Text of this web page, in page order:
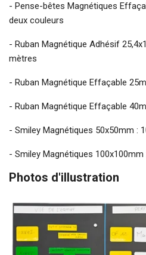
- Pense-bêtes Magnétiques
deux couleurs
- Ruban Magnétique Adhésif
mètres
- Ruban Magnétique Effaçable
- Ruban Magnétique Effaçable
- Smiley Magnétiques 50x50mm :
- Smiley Magnétiques
Photos d'illustration